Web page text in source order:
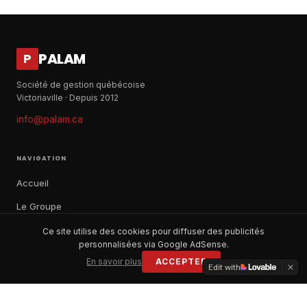
P PALAM
Société de gestion québécoise
Victoriaville · Depuis 2012
info@palam.ca
NAVIGATION
Accueil
Le Groupe
Notre histoire
Ce site utilise des cookies pour diffuser des publicités
personnalisées via Google AdSense.
En savoir plus
ACCEPTER
Edit with